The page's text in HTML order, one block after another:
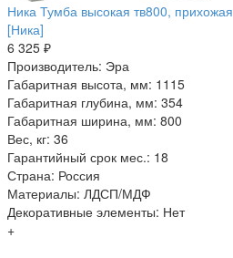
Ника Тумба высокая тв800, прихожая
[Ника]
6 325 ₽
Производитель: Эра
Габаритная высота, мм: 1115
Габаритная глубина, мм: 354
Габаритная ширина, мм: 800
Вес, кг: 36
Гарантийный срок мес.: 18
Страна: Россия
Материалы: ЛДСП/МДФ
Декоративные элементы: Нет
+